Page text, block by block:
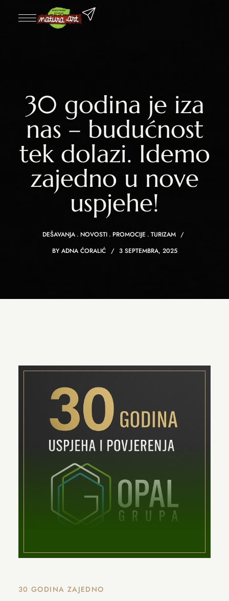
30 godina je iza
nas – budućnost
tek dolazi. Idemo
zajedno u nove
uspjehe!
DEŠAVANJA NOVOSTI PROMOCIJE
TURIZAM
BY ADNA ĆORALIĆ 3 SEPTEMBRA, 2025
30 GODINA ZAJEDNO